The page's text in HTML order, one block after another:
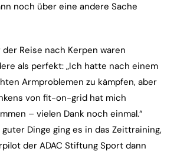
noch über eine andere Sache
Reise nach Kerpen waren
als perfekt: „Ich hatte nach einem
Armproblemen zu kämpfen, aber
von fit-on-grid hat mich
– vielen Dank noch einmal.“
Dinge ging es in das Zeittraining,
der ADAC Stiftung Sport dann